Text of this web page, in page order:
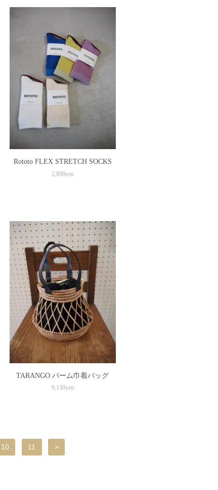
Rototo FLEX STRETCH SOCKS
2,090yen
TARANGO パーム巾着バッグ
9,130yen
10 11 >